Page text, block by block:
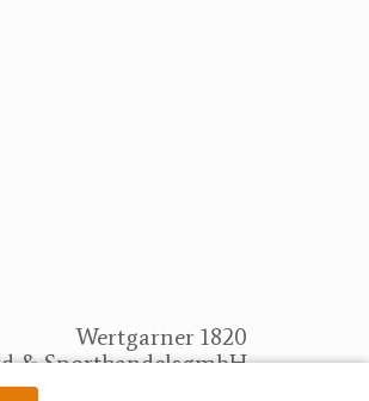
Wertgarner 1820
& SporthandelsgmbH